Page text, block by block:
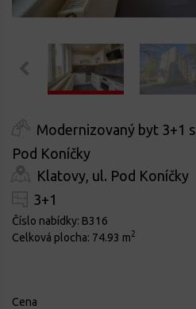
Modernizovaný byt 3+1
Pod Koníčky
Klatovy, ul. Pod Koníčky
3+1
Číslo nabídky: B316
Celková plocha: 74.93 m2
Cena